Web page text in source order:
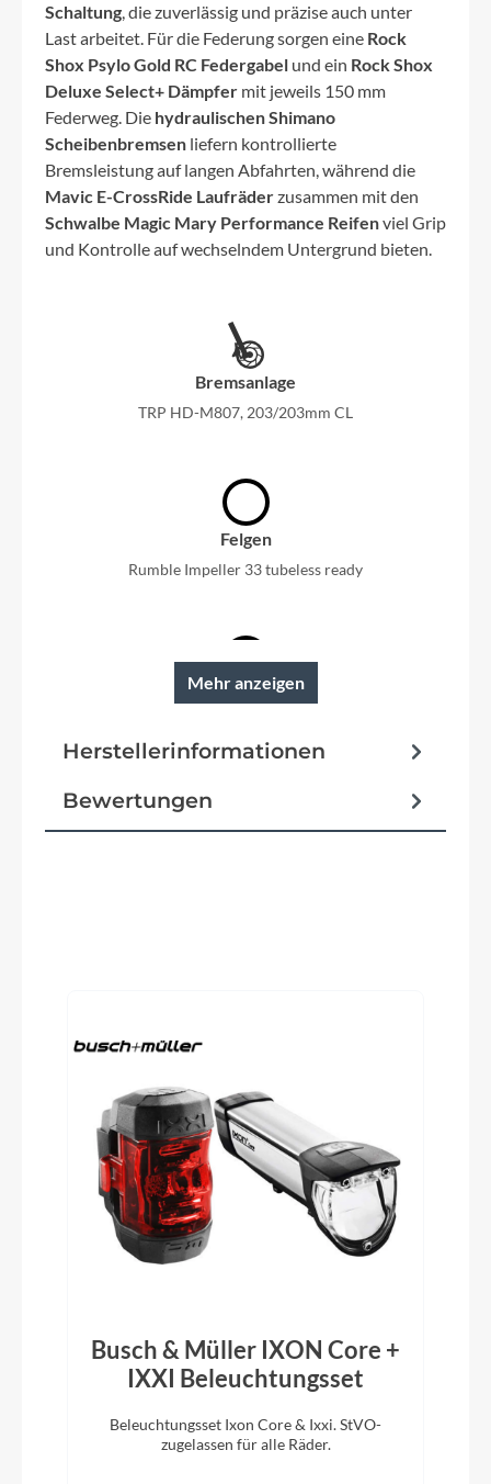
Schaltung, die zuverlässig und präzise auch unter
Last arbeitet. Für die Federung sorgen eine Rock
Shox Psylo Gold RC Federgabel und ein Rock Shox
Deluxe Select+ Dämpfer mit jeweils 150 mm
Federweg. Die hydraulischen Shimano
Scheibenbremsen liefern kontrollierte
Bremsleistung auf langen Abfahrten, während die
Mavic E-CrossRide Laufräderzusammen mit den
Schwalbe Magic Mary Performance Reifenviel Grip
und Kontrolle auf wechselndem Untergrund bieten.
Bremsanlage
TRP HD-M807, 203/203mm CL
Felgen
Rumble Impeller 33 tubeless ready
Reifen
Full-Suspension
Griffe
Ergon GX10
Ladegerät
Bosch Ladegerät 4A
Shimano Deore XT RD-M8100 shadow+
Rahmenmaterial
Carbon / Aluminium
Mehr anzeigen
Herstellerinformationen
Bewertungen
Busch & Müller IXON Core +
IXXI Beleuchtungsset
Beleuchtungsset Ixon Core & Ixxi. StVO-
zugelassen für alle Räder.